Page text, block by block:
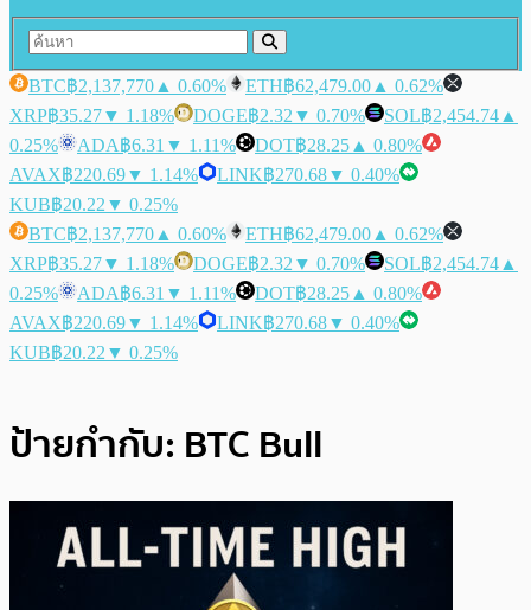
BTC฿2,137,770 ▲ 0.60% ETH฿62,479.00 ▲ 0.62%
XRP฿35.27▼ 1.18% DOGE฿2.32 ▼ 0.70% SOL฿2,454.74 ▲
0.25%
ADA฿6.31 ▼ 1.11% DOT฿28.25 ▲ 0.80%
AVAX฿220.69▼ 1.14% LINK฿270.68▼ 0.40%
KUB฿20.22 ▼ 0.25%
BTC฿2,137,770 ▲ 0.60% ETH฿62,479.00 ▲ 0.62%
XRP฿35.27▼ 1.18% DOGE฿2.32 ▼ 0.70% SOL฿2,454.74 ▲
0.25%
ADA฿6.31 ▼ 1.11% DOT฿28.25 ▲ 0.80%
AVAX฿220.69▼ 1.14% LINK฿270.68▼ 0.40%
KUB฿20.22 ▼ 0.25%
ป้ายกำกับ: BTC Bull